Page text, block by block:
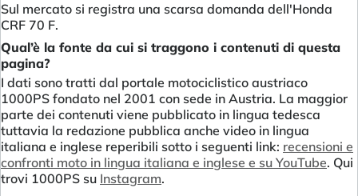
Sul mercato si registra una scarsa domanda dell'Honda
CRF 70 F.
Qual’è la fonte da cui si traggono i contenuti di questa
pagina?
I dati sono tratti dal portale motociclistico austriaco
1000PS fondato nel 2001 con sede in Austria. La maggior
parte dei contenuti viene pubblicato in lingua tedesca
tuttavia la redazione pubblica anche video in lingua
italiana e inglese reperibili sotto i seguenti link: recensioni e
confronti moto in lingua italiana e inglese e su YouTube. Qui
trovi 1000PS su Instagram.